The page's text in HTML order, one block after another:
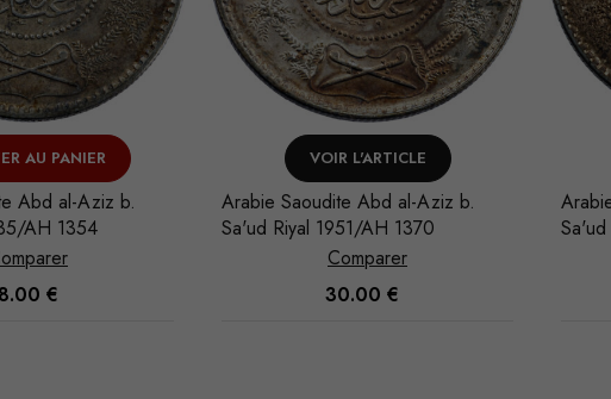
AU PANIER
Abd al-Aziz b.
AH 1354
€
VOIR L'ARTICLE
Arabie Saoudite Abd al-Aziz b.
Sa'ud Riyal 1951/AH 1370
Comparer
30.00€
Sa'ud